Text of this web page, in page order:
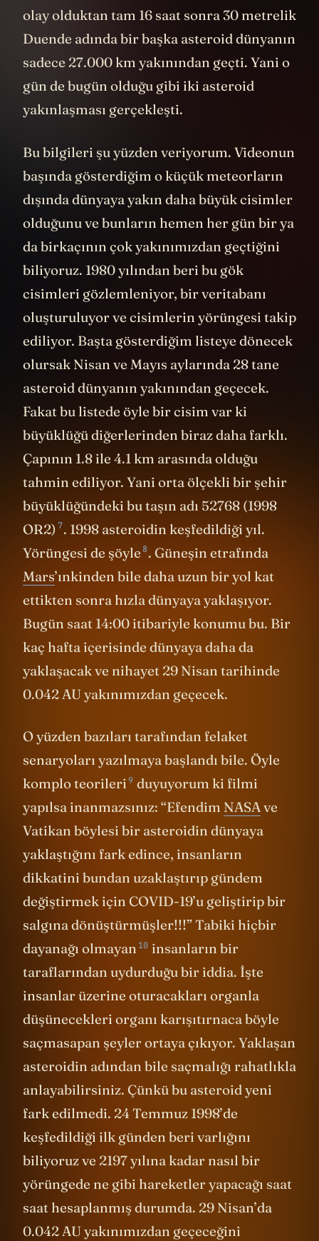
olay olduktan tam 16 saat sonra 30 metrelik
Duende adında bir başka asteroid dünyanın
sadece 27.000 km yakınından geçti. Yani o
gün de bugün olduğu gibi iki asteroid
yakınlaşması gerçekleşti.
Bu bilgileri şu yüzden veriyorum. Videonun
başında gösterdiğim o küçük meteorların
dışında dünyaya yakın daha büyük cisimler
olduğunu ve bunların hemen her gün bir ya
da birkaçının çok yakınımızdan geçtiğini
biliyoruz. 1980 yılından beri bu gök
cisimleri gözlemleniyor, bir veritabanı
oluşturuluyor ve cisimlerin yörüngesi takip
ediliyor. Başta gösterdiğim listeye dönecek
olursak Nisan ve Mayıs aylarında 28 tane
asteroid dünyanın yakınından geçecek.
Fakat bu listede öyle bir cisim var ki
büyüklüğü diğerlerinden biraz daha farklı.
Çapının 1.8 ile 4.1 km arasında olduğu
tahmin ediliyor. Yani orta ölçekli bir şehir
büyüklüğündeki bu taşın adı 52768 (1998
OR2) 7. 1998 asteroidin keşfedildiği yıl.
Yörüngesi de şöyle 8. Güneşin etrafında
Mars’ınkinden bile daha uzun bir yol kat
ettikten sonra hızla dünyaya yaklaşıyor.
Bugün saat 14:00 itibariyle konumu bu. Bir
kaç hafta içerisinde dünyaya daha da
yaklaşacak ve nihayet 29 Nisan tarihinde
0.042 AU yakınımızdan geçecek.
O yüzden bazıları tarafından felaket
senaryoları yazılmaya başlandı bile. Öyle
komplo teorileri9 duyuyorum ki filmi
yapılsa inanmazsınız: “Efendim NASAve
Vatikan böylesi bir asteroidin dünyaya
yaklaştığını fark edince, insanların
dikkatini bundan uzaklaştırıp gündem
değiştirmek için COVID-19’u geliştirip bir
salgına dönüştürmüşler!!!” Tabiki hiçbir
dayanağı olmayan 10 insanların bir
taraflarından uydurduğu bir iddia. İşte
insanlar üzerine oturacakları organla
düşünecekleri organı karışıtırnaca böyle
saçmasapan şeyler ortaya çıkıyor. Yaklaşan
asteroidin adından bile saçmalığı rahatlıkla
anlayabilirsiniz. Çünkü bu asteroid yeni
fark edilmedi. 24 Temmuz 1998’de
keşfedildiği ilk günden beri varlığını
biliyoruz ve 2197 yılına kadar nasıl bir
yörüngede ne gibi hareketler yapacağı saat
saat hesaplanmış durumda. 29 Nisan’da
0.042 AU yakınımızdan geçeceğini